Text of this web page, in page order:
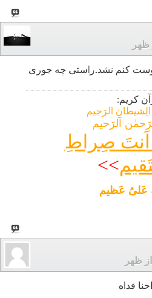
کنم نشد.راستی چه جوری
کریم:
الِشیطانِ الرَجیم
اَلرَحیم
اَنتَ صِراطِ
>>
عَلیُ عَظیم
فداه